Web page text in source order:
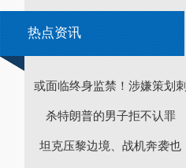
热点资讯
或面临终身监禁！涉嫌策划刺
杀特朗普的男子拒不认罪
坦克压黎边境、战机奔袭也